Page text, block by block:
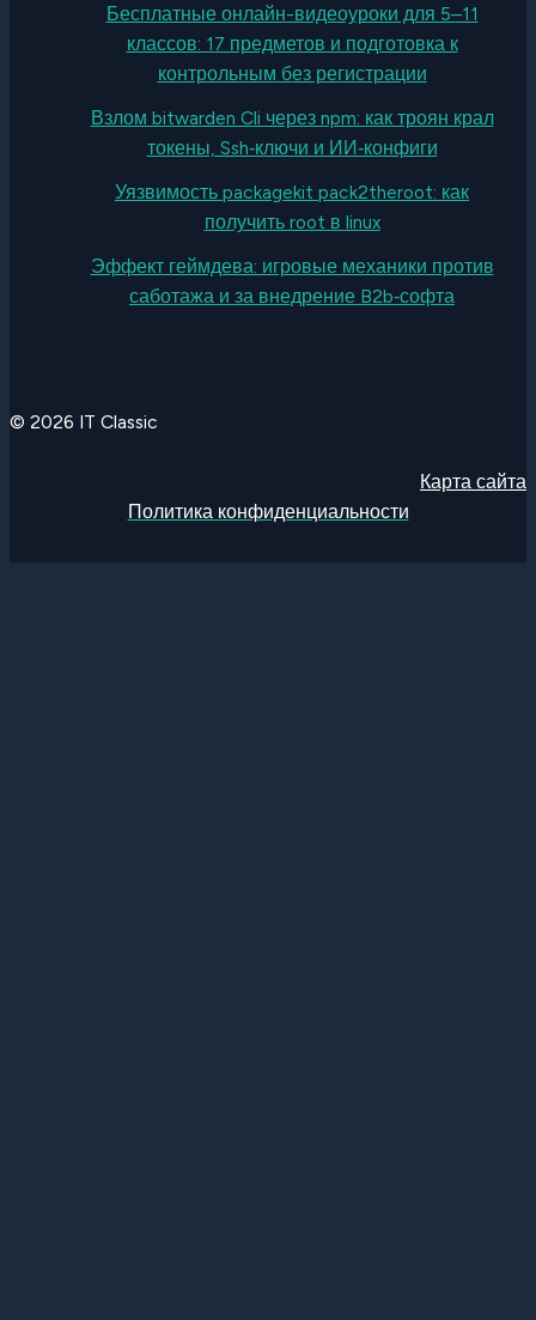
Бесплатные онлайн-видеоуроки для 5–11
классов: 17 предметов и подготовка к
контрольным без регистрации
Взлом bitwarden Cli через npm: как троян крал
токены, Ssh‑ключи и ИИ‑конфиги
Уязвимость packagekit pack2theroot: как
получить root в linux
Эффект геймдева: игровые механики против
саботажа и за внедрение B2b‑софта
© 2026 IT Classic
Карта сайта
Политика конфиденциальности